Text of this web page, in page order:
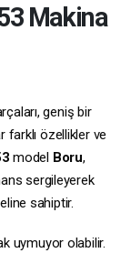
Makina
geniş bir
farklı özellikler ve
model Boru,
sergileyerek
sahiptir.
uymuyor olabilir.